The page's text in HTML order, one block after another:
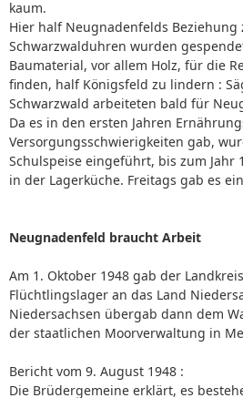
kaum.
Hier half Neugnadenfelds Beziehung
Schwarzwalduhren wurden
Baumaterial, vor allem Holz, für die
finden, half Königsfeld zu lindern :
Schwarzwald arbeiteten bald für
Da es in den ersten Jahren
Versorgungsschwierigkeiten gab,
Schulspeise eingeführt, bis zum Jahr
in der Lagerküche. Freitags gab es
Neugnadenfeld braucht Arbeit
Am 1. Oktober 1948 gab der
Flüchtlingslager an das Land
Niedersachsen übergab dann dem
der staatlichen Moorverwaltung in
Bericht vom 9. August 1948 :
Die Brüdergemeine erklärt, es